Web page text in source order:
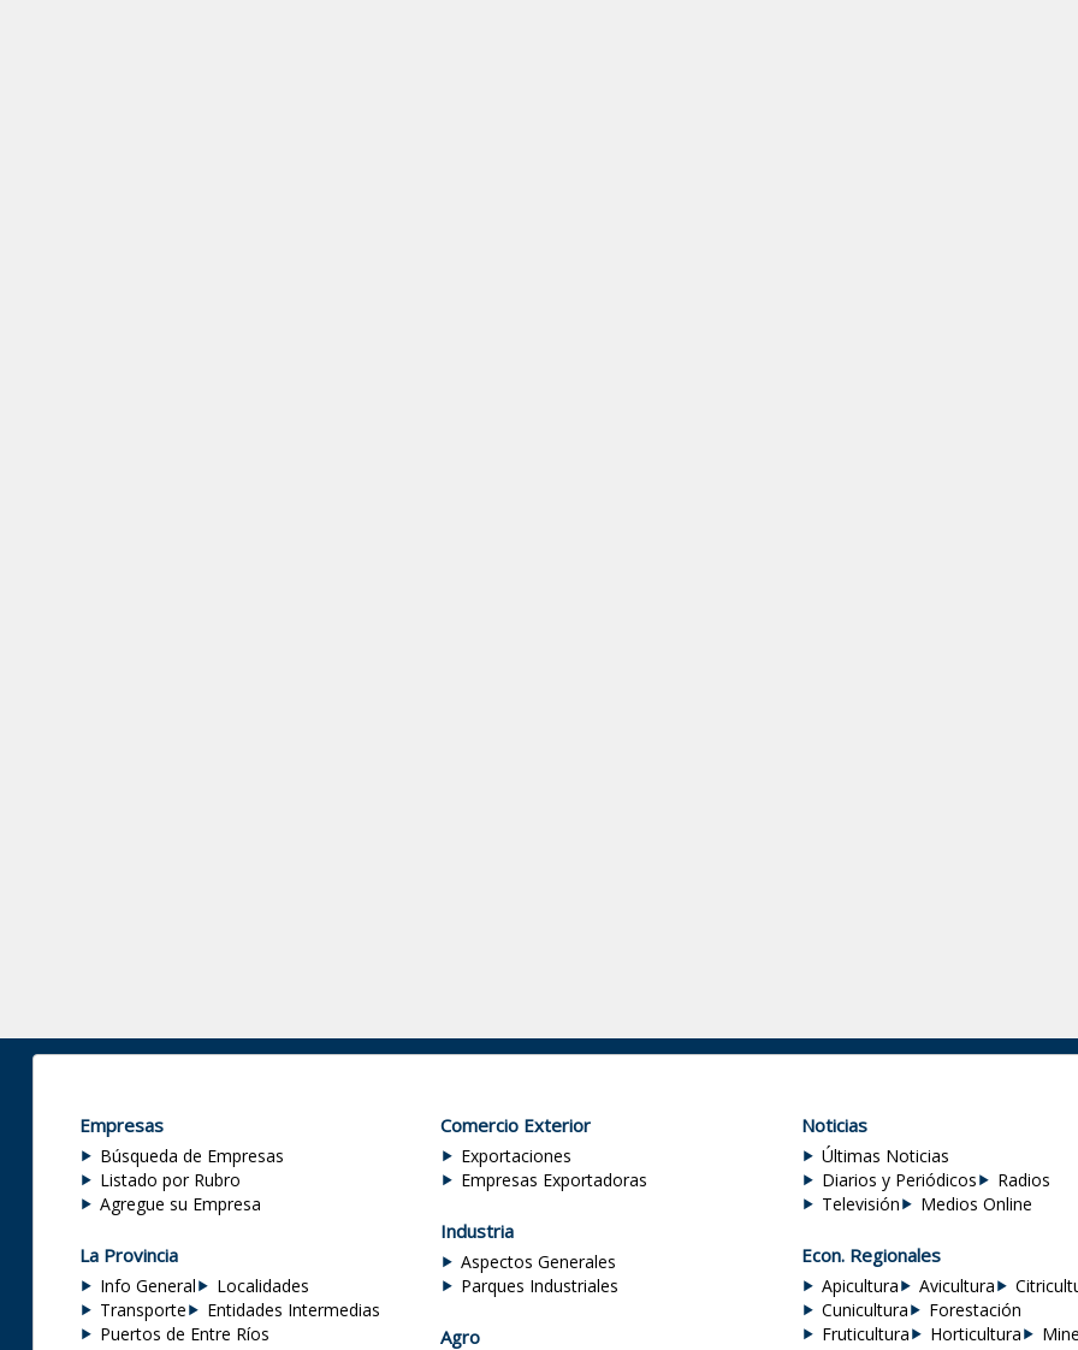
Empresas
Búsqueda de Empresas
Listado por Rubro
Agregue su Empresa
La Provincia
Info General
Localidades
Transporte
Entidades Intermedias
Puertos de Entre Ríos
Comercio Exterior
Exportaciones
Empresas Exportadoras
Industria
Aspectos Generales
Parques Industriales
Agro
Noticias
Últimas Noticias
Diarios y Periódicos
Radios
Televisión
Medios Online
Econ. Regionales
Apicultura Avicultura
Cunicultura
Forestación
Fruticultura
Horticultura